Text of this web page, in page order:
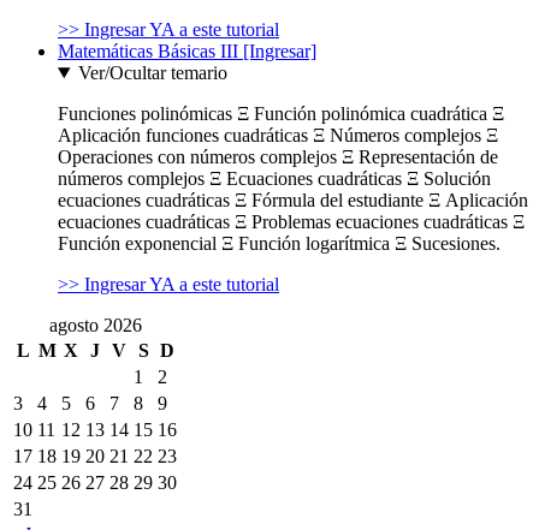
>> Ingresar YA a este tutorial
Matemáticas Básicas III [Ingresar]
Ver/Ocultar temario
Funciones polinómicas Ξ Función polinómica cuadrática Ξ
Aplicación funciones cuadráticas Ξ Números complejos Ξ
Operaciones con números complejos Ξ Representación de
números complejos Ξ Ecuaciones cuadráticas Ξ Solución
ecuaciones cuadráticas Ξ Fórmula del estudiante Ξ Aplicación
ecuaciones cuadráticas Ξ Problemas ecuaciones cuadráticas Ξ
Función exponencial Ξ Función logarítmica Ξ Sucesiones.
>> Ingresar YA a este tutorial
agosto 2026
L M X J V S D
1
2
3
4 5 6 7 8
9
10 11 12 13 14 15 16
17 18 19 20 21 22 23
24 25 26 27 28 29 30
31